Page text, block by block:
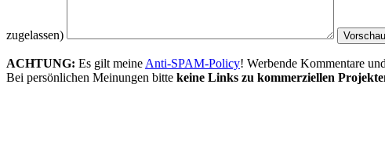
zugelassen)
ACHTUNG: Es gilt meine Anti-SPAM-Policy! Werbende Kommentare
Bei persönlichen Meinungen bitte keine Links zu kommerziellen